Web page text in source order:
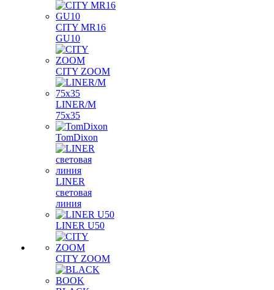
CITY MR16
GU10
CITY ZOOM
LINER/M
75х35
TomDixon
LINER
световая
линия
LINER U50
CITY ZOOM